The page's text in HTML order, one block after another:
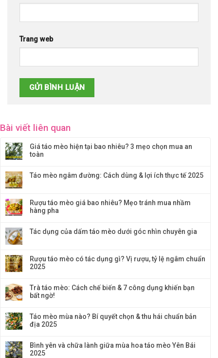
Trang web
Bài viết liên quan
Giá táo mèo hiện tại bao nhiêu? 3 mẹo chọn mua an
toàn
Táo mèo ngâm đường: Cách dùng & lợi ích thực tế 2025
Rượu táo mèo giá bao nhiêu? Mẹo tránh mua nhầm
hàng pha
Tác dụng của dấm táo mèo dưới góc nhìn chuyên gia
Rượu táo mèo có tác dụng gì? Vị rượu, tỷ lệ ngâm chuẩn
2025
Trà táo mèo: Cách chế biến & 7 công dụng khiến bạn
bất ngờ!
Táo mèo mùa nào? Bí quyết chọn & thu hái chuẩn bản
địa 2025
Bình yên và chữa lành giữa mùa hoa táo mèo Yên Bái
2025